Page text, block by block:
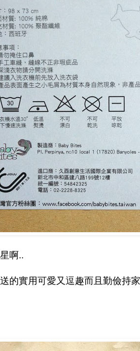
啊..
的實用可愛又逗趣而且勤儉持